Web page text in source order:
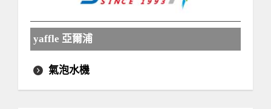
yaffle 亞爾浦
氣泡水機